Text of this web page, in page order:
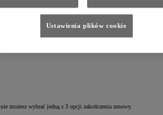
możesz wybrać jedną z 3 opcji zakończenia umowy.
Ustawienia plików cookie